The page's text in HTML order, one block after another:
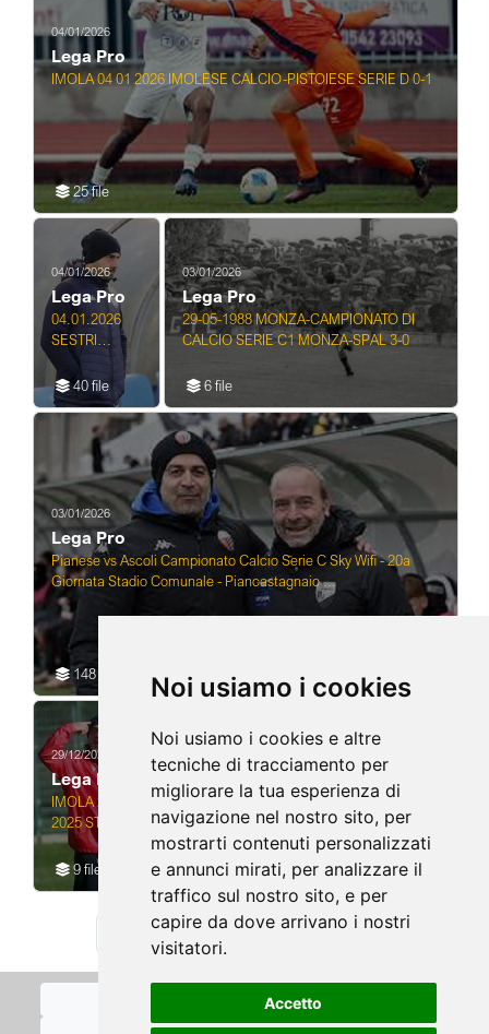
Noi usiamo i cookies
Noi usiamo i cookies e altre
tecniche di tracciamento per
migliorare la tua esperienza di
navigazione nel nostro sito, per
mostrarti contenuti personalizzati
e annunci mirati, per analizzare il
traffico sul nostro sito, e per
capire da dove arrivano i nostri
visitatori.
Accetto
04/01/2026
Lega Pro
IMOLA 04 01 2026 IMOLESE CALCIO-PISTOIESE SERIE D 0-1
25 file
04/01/2026
Lega Pro
04.01.2026
SESTRI
LEVANTE -
LEGA PRO
BRA vs
SAMBENEDE
TTESE
CAMPIONATO
CALCIO
SERIE C
40 file
03/01/2026
Lega Pro
29-05-1988 MONZA-CAMPIONATO DI
CALCIO SERIE C1 MONZA-SPAL 3-0
6 file
03/01/2026
Lega Pro
Pianese vs Ascoli Campionato Calcio Serie C Sky Wifi - 20a
Giornata Stadio Comunale - Piancastagnaio ...
148 file
29/12/2025
Lega Pro
IMOLA 29 12
2025 STEFANO
PROTTI
NUOVO
ALLENATORE
9 file
21/12/2025
Lega Pro
Latina vs Crotone Campionato Serie C
Sky Wifi - 19 Giornata Stadio D.Francioni
- Latina 21-12-2025
101 file
/39 « ‹ 1 2 ›
Cookies Policy